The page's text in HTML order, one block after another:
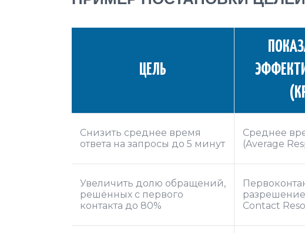
ЦЕЛЬ
Снизить среднее время
ответа на запросы до 5 минут
Среднее
(Average
Увеличить долю обращений,
решённых с первого
контакта до 80%
Contact